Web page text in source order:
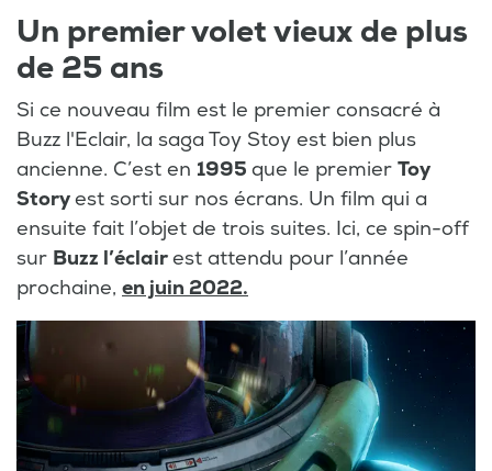
Un premier volet vieux de plus
de 25 ans
Si ce nouveau film est le premier consacré à
Buzz l'Eclair, la saga Toy Stoy est bien plus
ancienne. C’est en 1995 que le premier Toy
Storyest sorti sur nos écrans. Un film qui a
ensuite fait l’objet de trois suites. Ici, ce spin-off
sur Buzz l’éclairest attendu pour l’année
prochaine, en juin 2022.